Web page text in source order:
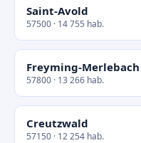
Saint-Avold
57500 · 14 755 hab.
Freyming-Merlebach
57800 · 13 266 hab.
Creutzwald
57150 · 12 254 hab.